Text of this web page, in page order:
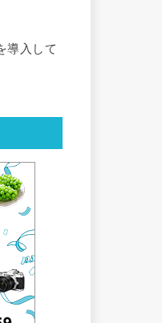
導入して